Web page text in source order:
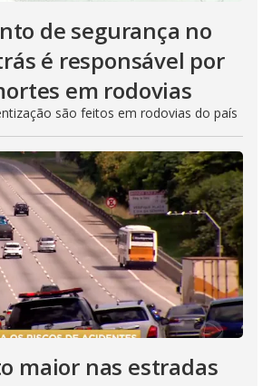
de segurança no
é responsável por
em rodovias
são feitos em rodovias do país
maior nas estradas